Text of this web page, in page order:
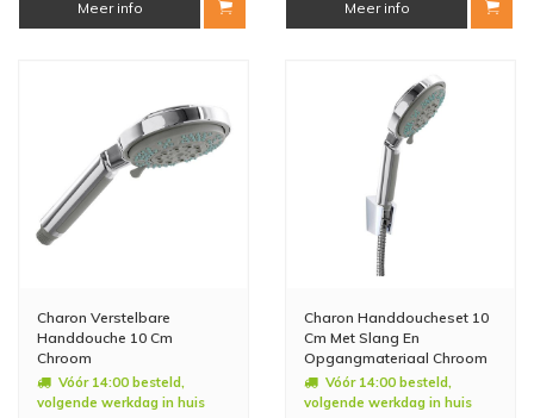
Meer info Meer info
Charon Verstelbare
Handdouche 10 Cm
Chroom
Vóór 14:00 besteld,
volgende werkdag in huis
Charon Handdoucheset 10
Cm Met Slang En
Opgangmateriaal Chroom
Vóór 14:00 besteld,
volgende werkdag in huis